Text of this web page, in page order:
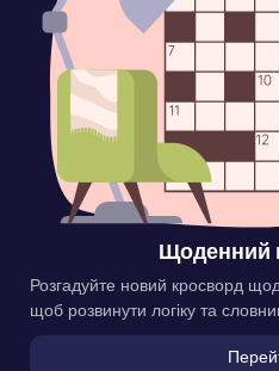
Щоденний
Розгадуйте новий кросворд
щоб розвинути логіку та